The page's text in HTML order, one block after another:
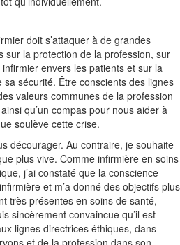
doit s’attaquer à de grandes
sur la protection de la profession, sur
envers les patients et sur la
sécurité. Être conscients des lignes
valeurs communes de la profession
qu’un compas pour nous aider à
soulève cette crise.
décourager. Au contraire, je souhaite
plus vive. Comme infirmière en soins
j’ai constaté que la conscience
et m’a donné des objectifs plus
très présentes en soins de santé,
sincèrement convaincue qu’il est
lignes directrices éthiques, dans